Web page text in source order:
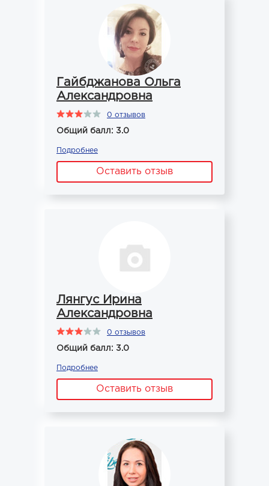
Гайбджанова Ольга
Александровна
0 отзывов
Общий балл: 3.0
Подробнее
Оставить отзыв
Лянгус Ирина
Александровна
0 отзывов
Общий балл: 3.0
Подробнее
Оставить отзыв